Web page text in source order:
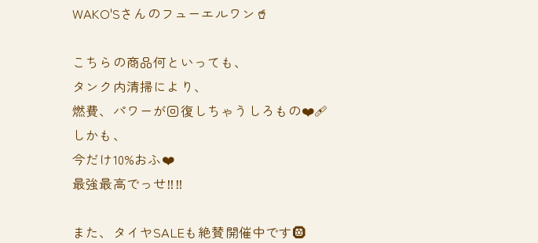
WAKO'Sさんのフューエルワン🥤
こちらの商品何といっても、
タンク内清掃により、
燃費、パワーが回復しちゃうしろもの❤️‍🩹
しかも、
今だけ10%おふ❤️
最強最高でっせ‼️‼️
また、タイヤSALEも絶賛開催中です🛞